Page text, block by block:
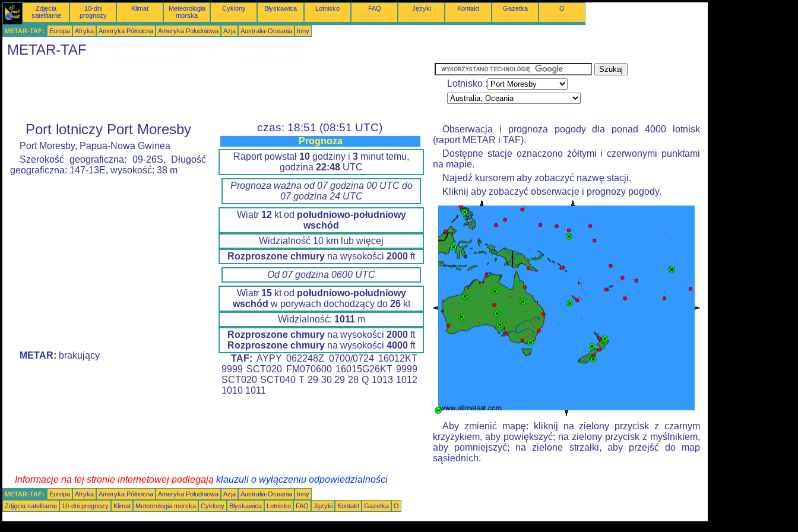
Zdjęcia
satelitarne
10-dni
prognozy
Klimat
Meteorologia
morska
Cyklony Błyskawica Lotnisko FAQ Języki Kontakt Gazetka O
METAR-TAF: Europa Afryka Ameryka Północna Ameryka Południowa Azja Australia-Oceania Inny
METAR-TAF
Lotnisko :
Port lotniczy Port Moresby
Port Moresby, Papua-Nowa Gwinea
Szerokość geograficzna: 09-26S, Długość
geograficzna: 147-13E, wysokość: 38 m
METAR: brakujący
czas: 18:51 (08:51 UTC)
Prognoza
Raport powstał 10 godziny i 3 minut temu,
godzina 22:48 UTC
Prognoza ważna od 07 godzina 00 UTC do
07 godzina 24 UTC
Wiatr 12kt od południowo-południowy
wschód
Widzialność 10 km lub więcej
Rozproszone chmury na wysokości 2000 ft
Od 07 godzina 0600 UTC
Wiatr 15kt od południowo-południowy
wschód w porywach dochodzący do 26kt
Widzialność: 1011m
Rozproszone chmury na wysokości 2000 ft
Rozproszone chmury na wysokości 4000 ft
TAF: AYPY 062248Z 0700/0724 16012KT
9999 SCT020 FM070600 16015G26KT 9999
SCT020 SCT040 T 29 30 29 28 Q 1013 1012
1010 1011
Obserwacja i prognoza pogody dla ponad 4000 lotnisk
(raport METAR i TAF).
Dostępne stacje oznaczono żółtymi i czerwonymi punktami
na mapie.
Najedź kursorem aby zobaczyć nazwę stacji.
Kliknij aby zobaczyć obserwacje i prognozy pogody.
Aby zmienić mapę: kliknij na zielony przycisk z czarnym
krzyżykiem, aby powiększyć; na zielony przycisk z myślnikiem,
aby pomniejszyć; na zielone strzałki, aby przejść do map
sąsiednich.
Informacje na tej stronie internetowej podlegają klauzuli o wyłączeniu odpowiedzialności
METAR-TAF: Europa Afryka Ameryka Północna Ameryka Południowa Azja Australia-Oceania
Inny
Zdjęcia satelitarne
10-dni prognozy Klimat Meteorologia morska Cyklony Błyskawica Lotnisko FAQ Języki Kontakt Gazetka O